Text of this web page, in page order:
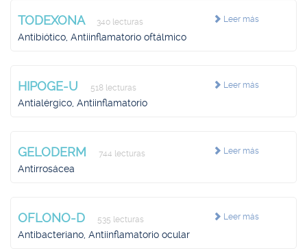
Leer más
TODEXONA 340 lecturas
Antibiótico, Antiinflamatorio oftálmico
Leer más
HIPOGE-U 518 lecturas
Antialérgico, Antiinflamatorio
Leer más
GELODERM 744 lecturas
Antirrosácea
Leer más
OFLONO-D 535 lecturas
Antibacteriano, Antiinflamatorio ocular